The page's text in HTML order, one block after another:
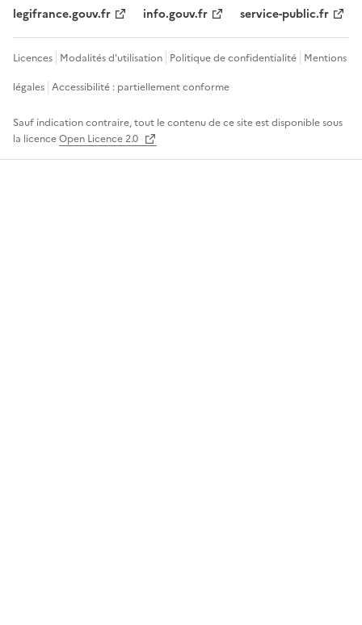
legifrance.gouv.fr info.gouv.fr service-public.fr
Licences Modalités d'utilisation Politique de confidentialité Mentions
légales Accessibilité : partiellement conforme
Sauf indication contraire, tout le contenu de ce site est disponible sous
la licenceOpen Licence 2.0